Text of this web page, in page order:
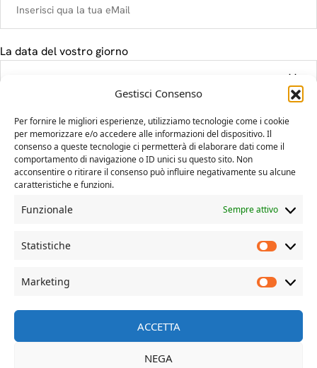
Gestisci Consenso
Per fornire le migliori esperienze, utilizziamo tecnologie come i cookie
per memorizzare e/o accedere alle informazioni del dispositivo. Il
consenso a queste tecnologie ci permetterà di elaborare dati come il
comportamento di navigazione o ID unici su questo sito. Non
acconsentire o ritirare il consenso può influire negativamente su alcune
caratteristiche e funzioni.
Funzionale Sempre attivo
Statistiche
Marketing
ACCETTA
NEGA
La data del vostro giorno
Il tuo messaggio